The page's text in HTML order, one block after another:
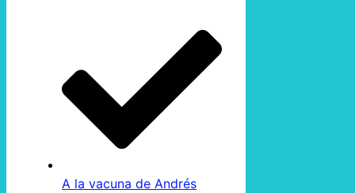
A la vacuna de Andrés